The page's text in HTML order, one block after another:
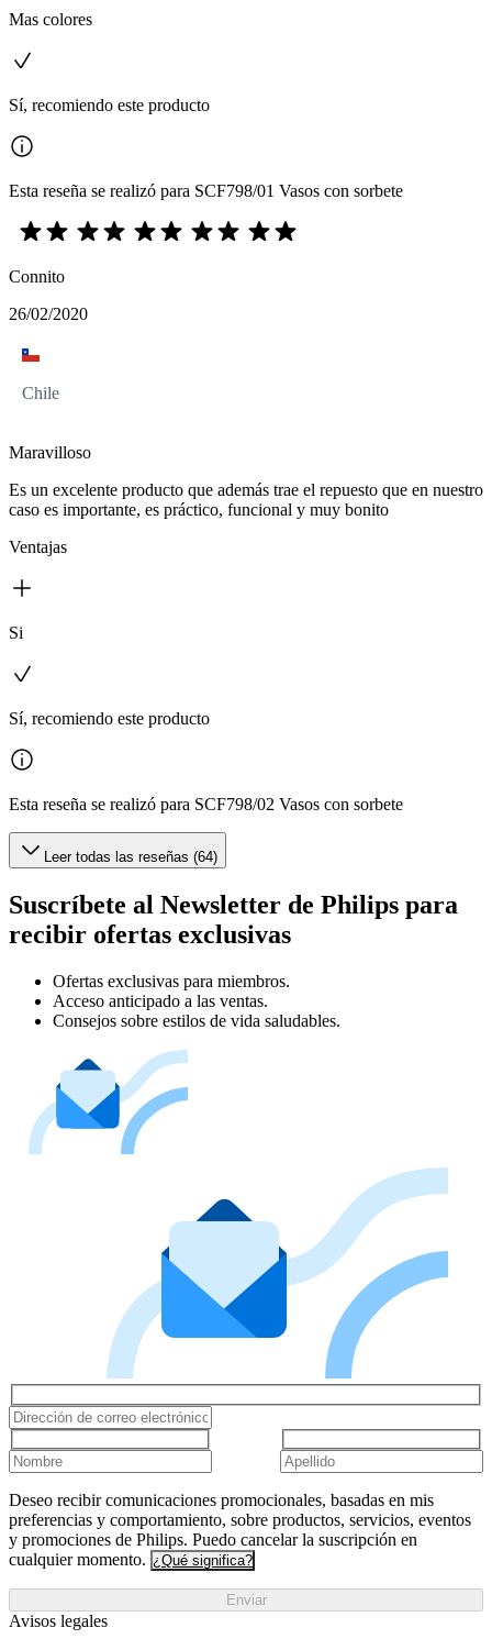
Mas colores
Sí, recomiendo este producto
Esta reseña se realizó para SCF798/01 Vasos con sorbete
Connito
26/02/2020
Chile
Maravilloso
Es un excelente producto que además trae el repuesto que en nuestro
caso es importante, es práctico, funcional y muy bonito
Ventajas
Si
Sí, recomiendo este producto
Esta reseña se realizó para SCF798/02 Vasos con sorbete
Leer todas las reseñas (64)
Suscríbete al Newsletter de Philips para
recibir ofertas exclusivas
Ofertas exclusivas para miembros.
Acceso anticipado a las ventas.
Consejos sobre estilos de vida saludables.
Deseo recibir comunicaciones promocionales, basadas en mis
preferencias y comportamiento, sobre productos, servicios, eventos
y promociones de Philips. Puedo cancelar la suscripción en
cualquier momento. ¿Qué significa?
Enviar
Avisos legales